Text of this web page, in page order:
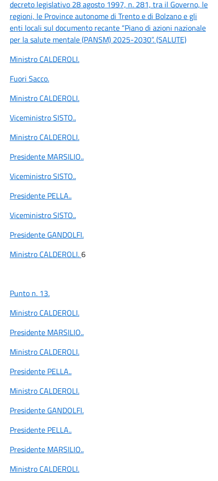
decreto legislativo 28 agosto 1997, n. 281, tra il Governo, le
regioni, le Province autonome di Trento e di Bolzano e gli
enti locali sul documento recante “Piano di azioni nazionale
per la salute mentale (PANSM) 2025-2030”. (SALUTE)
Ministro CALDEROLI.
Fuori Sacco.
Ministro CALDEROLI.
Viceministro SISTO..
Ministro CALDEROLI.
Presidente MARSILIO..
Viceministro SISTO..
Presidente PELLA..
Viceministro SISTO..
Presidente GANDOLFI.
Ministro CALDEROLI.6
Punto n. 13.
Ministro CALDEROLI.
Presidente MARSILIO..
Ministro CALDEROLI.
Presidente PELLA..
Ministro CALDEROLI.
Presidente GANDOLFI.
Presidente PELLA..
Presidente MARSILIO..
Ministro CALDEROLI.